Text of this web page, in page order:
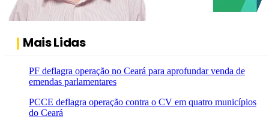
Mais Lidas
PF deflagra operação no Ceará para aprofundar venda de
emendas parlamentares
PCCE deflagra operação contra o CV em quatro municípios
do Ceará